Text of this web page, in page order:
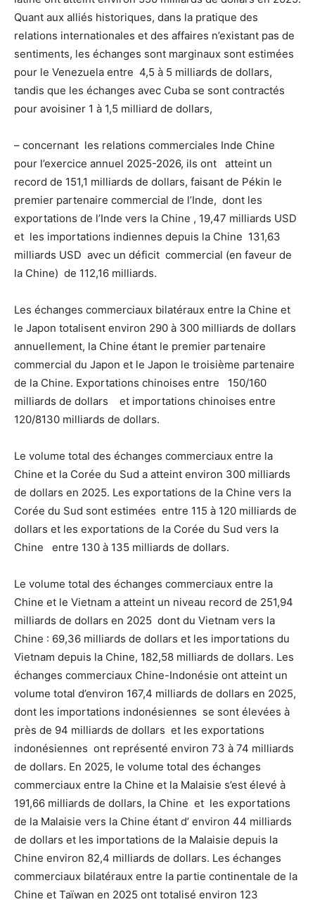
Quant aux alliés historiques, dans la pratique des
relations internationales et des affaires n’existant pas de
sentiments, les échanges sont marginaux sont estimées
pour le Venezuela entre 4,5 à 5 milliards de dollars,
tandis que les échanges avec Cuba se sont contractés
pour avoisiner 1 à 1,5 milliard de dollars,
– concernant les relations commerciales Inde Chine
pour l’exercice annuel 2025-2026, ils ont atteint un
record de 151,1 milliards de dollars, faisant de Pékin le
premier partenaire commercial de l’Inde, dont les
exportations de l’Inde vers la Chine , 19,47 milliards USD
et les importations indiennes depuis la Chine 131,63
milliards USD avec un déficit commercial (en faveur de
la Chine) de 112,16 milliards.
Les échanges commerciaux bilatéraux entre la Chine et
le Japon totalisent environ 290 à 300 milliards de dollars
annuellement, la Chine étant le premier partenaire
commercial du Japon et le Japon le troisième partenaire
de la Chine. Exportations chinoises entre 150/160
milliards de dollars et importations chinoises entre
120/8130 milliards de dollars.
Le volume total des échanges commerciaux entre la
Chine et la Corée du Sud a atteint environ 300 milliards
de dollars en 2025. Les exportations de la Chine vers la
Corée du Sud sont estimées entre 115 à 120 milliards de
dollars et les exportations de la Corée du Sud vers la
Chine entre 130 à 135 milliards de dollars.
Le volume total des échanges commerciaux entre la
Chine et le Vietnam a atteint un niveau record de 251,94
milliards de dollars en 2025 dont du Vietnam vers la
Chine : 69,36 milliards de dollars et les importations du
Vietnam depuis la Chine, 182,58 milliards de dollars. Les
échanges commerciaux Chine-Indonésie ont atteint un
volume total d’environ 167,4 milliards de dollars en 2025,
dont les importations indonésiennes se sont élevées à
près de 94 milliards de dollars et les exportations
indonésiennes ont représenté environ 73 à 74 milliards
de dollars. En 2025, le volume total des échanges
commerciaux entre la Chine et la Malaisie s’est élevé à
191,66 milliards de dollars, la Chine et les exportations
de la Malaisie vers la Chine étant d’ environ 44 milliards
de dollars et les importations de la Malaisie depuis la
Chine environ 82,4 milliards de dollars. Les échanges
commerciaux bilatéraux entre la partie continentale de la
Chine et Taïwan en 2025 ont totalisé environ 123